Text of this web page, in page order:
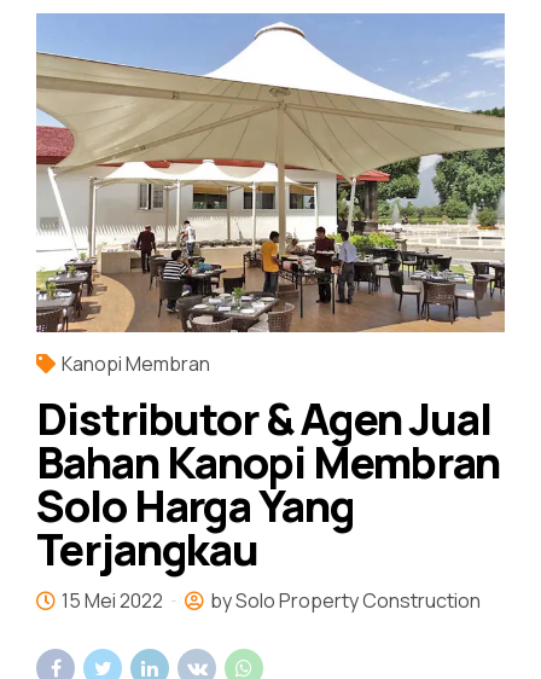
Kanopi Membran
Distributor & Agen Jual
Bahan Kanopi Membran
Solo Harga Yang
Terjangkau
15 Mei 2022 by Solo Property Construction